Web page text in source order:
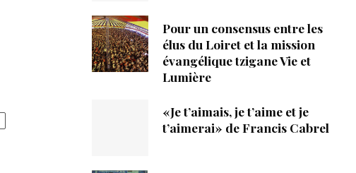
Pour un consensus entre les
élus du Loiret et la mission
évangélique tzigane Vie et
Lumière
«Je t’aimais, je t’aime et je
t’aimerai» de Francis Cabrel